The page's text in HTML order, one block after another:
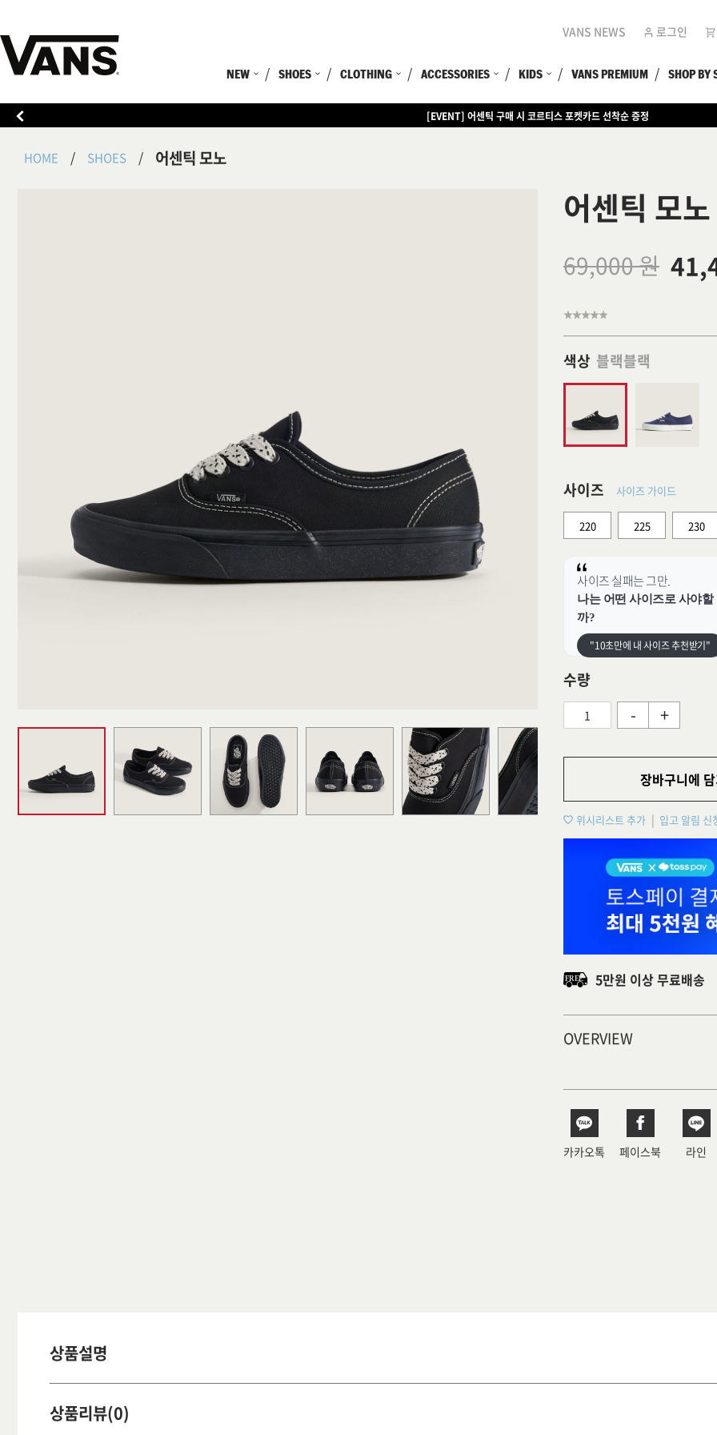
VANS NEWS 로그인
NEW SHOES CLOTHING ACCESSORIES KIDS VANS PREMIUM SHOP BY
[EVENT] 어센틱 구매 시 코르티스 포켓카드 선착순 증정
[EVENT] 15만원 이상 구매 시 쿨러백 증정
HOME SHOES 어센틱 모노
어센틱 모노
69,000 원
색상 블랙블랙
사이즈 사이즈 가이드
220 225 230
사이즈 실패는 그만.
나는 어떤 사이즈로 사야할
까?
"10초만에 내 사이즈 추천받기"
수량
- +
장바구니에
위시리스트 추가 입고 알림 신
5만원 이상 무료배송
OVERVIEW
카카오톡 페이스북 라인
상품설명
상품리뷰(0)